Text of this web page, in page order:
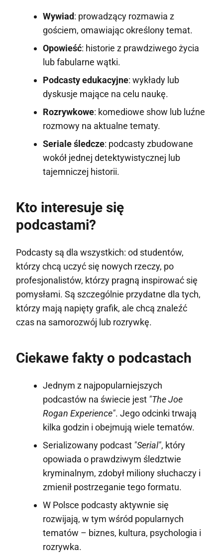
Wywiad: prowadzący rozmawia z
gościem, omawiając określony temat.
Opowieść: historie z prawdziwego życia
lub fabularne wątki.
Podcasty edukacyjne: wykłady lub
dyskusje mające na celu naukę.
Rozrywkowe: komediowe show lub luźne
rozmowy na aktualne tematy.
Seriale śledcze: podcasty zbudowane
wokół jednej detektywistycznej lub
tajemniczej historii.
Kto interesuje się
podcastami?
Podcasty są dla wszystkich: od studentów,
którzy chcą uczyć się nowych rzeczy, po
profesjonalistów, którzy pragną inspirować się
pomysłami. Są szczególnie przydatne dla tych,
którzy mają napięty grafik, ale chcą znaleźć
czas na samorozwój lub rozrywkę.
Ciekawe fakty o podcastach
Jednym z najpopularniejszych
podcastów na świecie jest "The Joe
Rogan Experience". Jego odcinki trwają
kilka godzin i obejmują wiele tematów.
Serializowany podcast "Serial", który
opowiada o prawdziwym śledztwie
kryminalnym, zdobył miliony słuchaczy i
zmienił postrzeganie tego formatu.
W Polsce podcasty aktywnie się
rozwijają, w tym wśród popularnych
tematów – biznes, kultura, psychologia i
rozrywka.